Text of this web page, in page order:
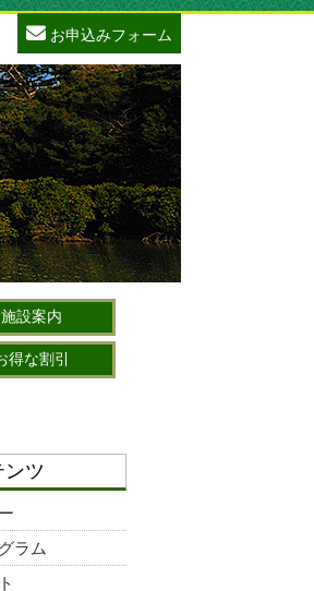
お申込みフォーム
施設案内
得な割引
ンツ
ラム